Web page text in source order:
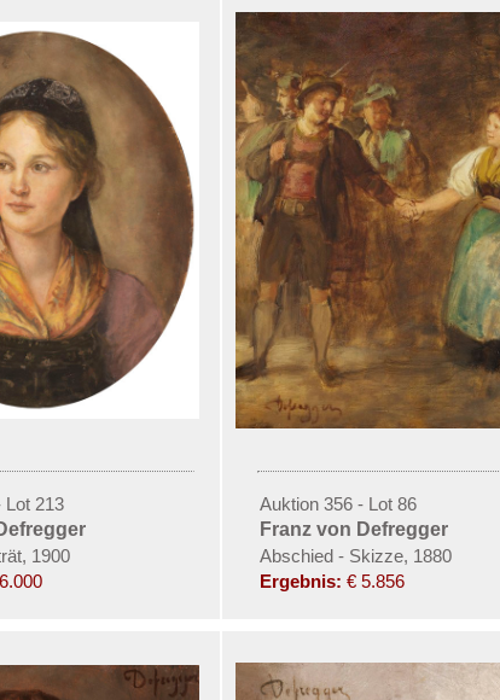
Lot 213
1900
Auktion 356 - Lot 86
Franz von Defregger
Abschied - Skizze, 1880
Ergebnis: € 5.856